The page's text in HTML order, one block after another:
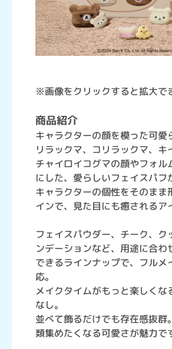
※画像をクリックすると拡大で
商品紹介
キャラクターの顔を模った可愛
リラックマ、コリラックマ、キ
チャイロイコグマの顔やフォル
にした、愛らしいフェイスパフ
キャラクターの個性をそのまま
インで、見た目にも癒されるア
フェイスパウダー、チーク、ク
ンデーションなど、用途に合わ
できるラインナップで、フルメ
応。
メイクタイムがもっと楽しくな
なし。
並べて飾るだけでも存在感抜群
類集めたくなる可愛さが魅力で